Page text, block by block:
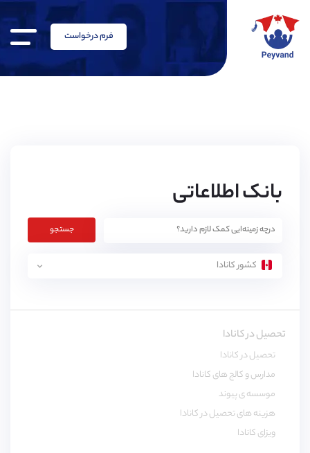
فرم درخواست
بانک اطلاعاتی
جستجو
کشور کانادا
تحصیل در کانادا
تحصیل در کانادا
مدارس و کالج های کانادا
موسسه ی پیوند
هزینه های تحصیل در کانادا
ویزای کانادا